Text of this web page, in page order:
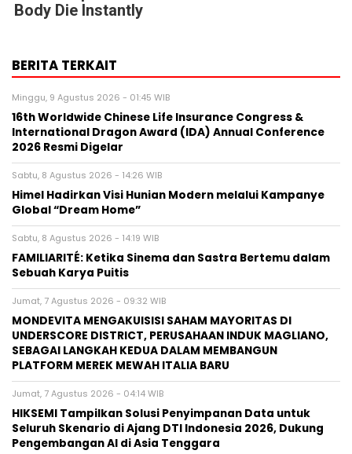
Body Die Instantly
BERITA TERKAIT
Minggu, 9 Agustus 2026 - 01:45 WIB
16th Worldwide Chinese Life Insurance Congress &
International Dragon Award (IDA) Annual Conference
2026 Resmi Digelar
Sabtu, 8 Agustus 2026 - 14:26 WIB
Himel Hadirkan Visi Hunian Modern melalui Kampanye
Global “Dream Home”
Sabtu, 8 Agustus 2026 - 14:19 WIB
FAMILIARITÉ: Ketika Sinema dan Sastra Bertemu dalam
Sebuah Karya Puitis
Jumat, 7 Agustus 2026 - 09:32 WIB
MONDEVITA MENGAKUISISI SAHAM MAYORITAS DI
UNDERSCORE DISTRICT, PERUSAHAAN INDUK MAGLIANO,
SEBAGAI LANGKAH KEDUA DALAM MEMBANGUN
PLATFORM MEREK MEWAH ITALIA BARU
Jumat, 7 Agustus 2026 - 04:14 WIB
HIKSEMI Tampilkan Solusi Penyimpanan Data untuk
Seluruh Skenario di Ajang DTI Indonesia 2026, Dukung
Pengembangan AI di Asia Tenggara